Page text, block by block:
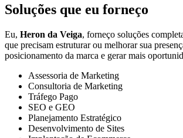
Soluções que eu forneço
Eu, Heron da Veiga, forneço soluções
que precisam estruturar ou melhorar sua
posicionamento da marca e gerar mais
Assessoria de Marketing
Consultoria de Marketing
Tráfego Pago
SEO e GEO
Planejamento Estratégico
Desenvolvimento de Sites